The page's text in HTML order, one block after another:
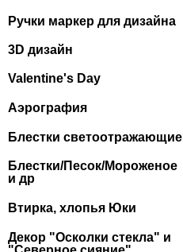
Ручки маркер для дизайна
3D дизайн
Valentine's Day
Аэрография
Блестки светоотражающие
Блестки/Песок/Мороженое
и др
Втирка, хлопья Юки
Декор "Осколки стекла" и